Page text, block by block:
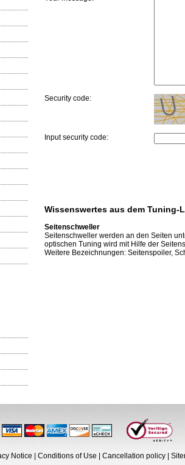
Security code:
Input security code:
Wissenswertes aus dem Tuning-
Seitenschweller
Seitenschweller werden an den Seiten
optischen Tuning wird mit Hilfe der
Weitere Bezeichnungen: Seitenspoiler,
Notice | Conditions of Use | Cancellation policy |